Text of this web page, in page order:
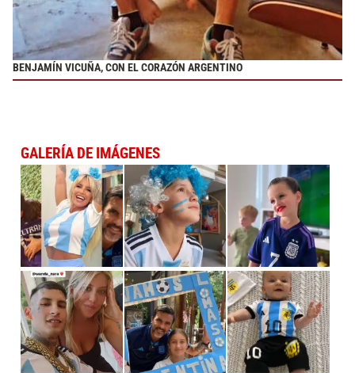
BENJAMÍN VICUÑA, CON EL CORAZÓN ARGENTINO
GALERÍA DE IMÁGENES